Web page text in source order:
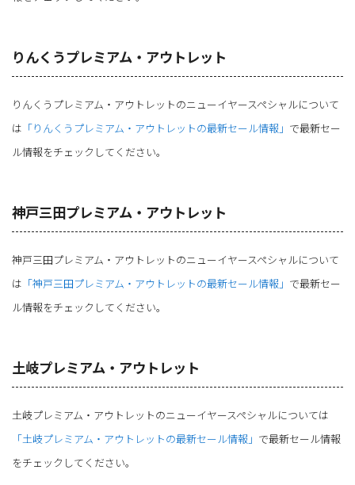
りんくうプレミアム・アウトレット
りんくうプレミアム・アウトレットのニューイヤースペシャルについて
は 「りんくうプレミアム・アウトレットの最新セール情報」 で最新セー
ル情報をチェックしてください。
神戸三田プレミアム・アウトレット
神戸三田プレミアム・アウトレットのニューイヤースペシャルについて
は 「神戸三田プレミアム・アウトレットの最新セール情報」 で最新セー
ル情報をチェックしてください。
土岐プレミアム・アウトレット
土岐プレミアム・アウトレットのニューイヤースペシャルについては
「土岐プレミアム・アウトレットの最新セール情報」 で最新セール情報
をチェックしてください。